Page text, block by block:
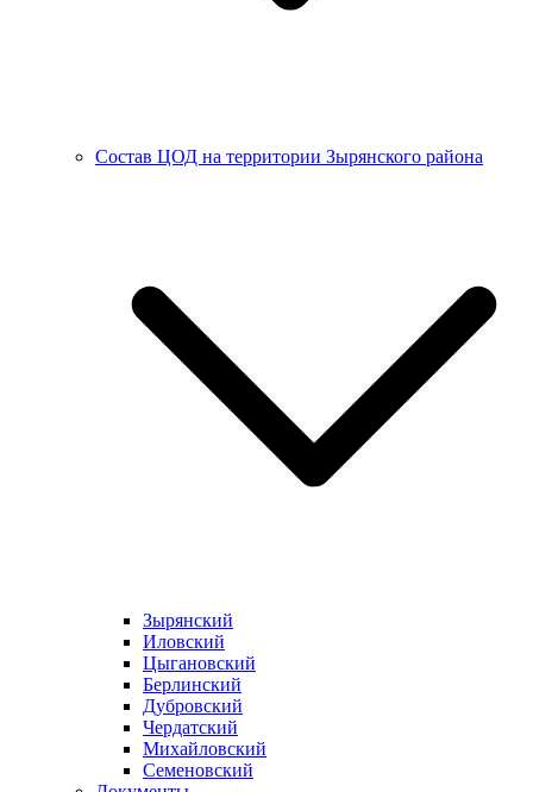
Состав ЦОД на территории Зырянского района
Зырянский
Иловский
Цыгановский
Берлинский
Дубровский
Чердатский
Михайловский
Семеновский